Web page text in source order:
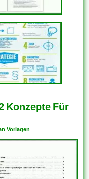
Konzepte Für
Vorlagen